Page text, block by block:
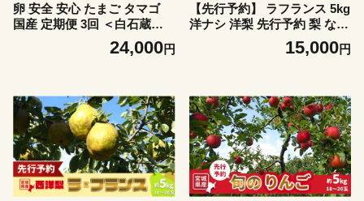
卵 安全 安心 たまご タマゴ
国産 定期便 3回 ＜白石蔵王
育ち＞「竹鶏たまご」30個
（保証5個含む） 国産 ３０個
城県 白石 白石市 【配送地域
限定】【17153】
24,000円
【先行予約】 ラフランス 5kg
洋ナシ 洋梨 先行予約 梨 なし
ナシ 西洋梨 ラ・フランス 果
物 くだもの フルーツ デザー
15,000円